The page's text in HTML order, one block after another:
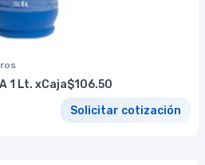
1 Lt. xCaja$106.50
Solicitar cotización